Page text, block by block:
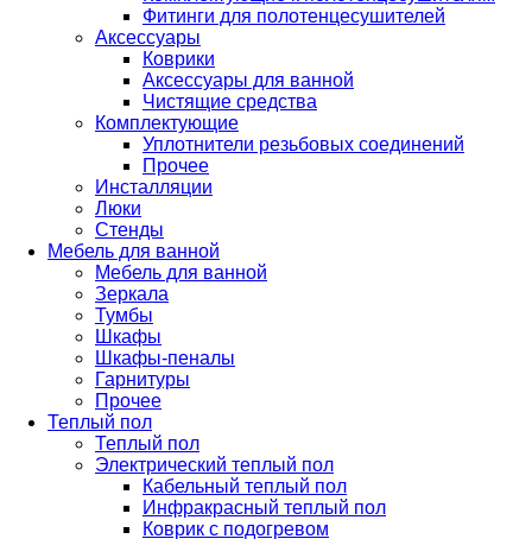
Фитинги для полотенцесушителей
Аксессуары
Коврики
Аксессуары для ванной
Чистящие средства
Комплектующие
Уплотнители резьбовых соединений
Прочее
Инсталляции
Люки
Стенды
Мебель для ванной
Мебель для ванной
Зеркала
Тумбы
Шкафы
Шкафы-пеналы
Гарнитуры
Прочее
Теплый пол
Теплый пол
Электрический теплый пол
Кабельный теплый пол
Инфракрасный теплый пол
Коврик с подогревом